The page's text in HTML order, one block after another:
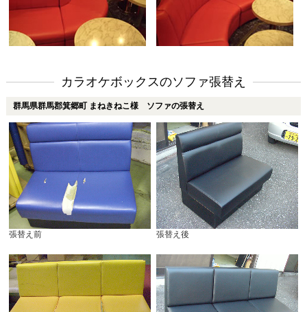
カラオケボックスのソファ張替え
群馬県群馬郡箕郷町 まねきねこ様 ソファの張替え
張替え前 張替え後